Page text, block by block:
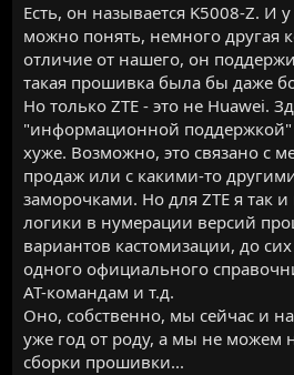
Есть, он называется K5008-Z. И
можно понять, немного другая
отличие от нашего, он
такая прошивка была бы даже
Но только ZTE - это не Huawei.
"информационной поддержкой"
хуже. Возможно, это связано с
продаж или с какими-то
заморочками. Но для ZTE я так
логики в нумерации версий
вариантов кастомизации, до
одного официального
AT-командам и т.д.
Оно, собственно, мы сейчас и
уже год от роду, а мы не можем
сборки прошивки...